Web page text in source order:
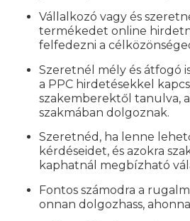
Vállalkozó vagy és
termékedet online
felfedezni a
Szeretnél mély és átfogó
a PPC hirdetésekkel
szakemberektől tanulva,
szakmában dolgoznak.
Szeretnéd, ha lenne
kérdéseidet, és azokra
kaphatnál megbízható
Fontos számodra a
onnan dolgozhass,